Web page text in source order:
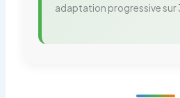
adaptation progressive sur